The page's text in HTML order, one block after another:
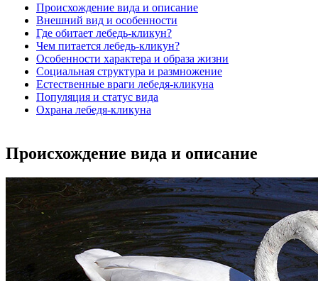
Происхождение вида и описание
Внешний вид и особенности
Где обитает лебедь-кликун?
Чем питается лебедь-кликун?
Особенности характера и образа жизни
Социальная структура и размножение
Естественные враги лебедя-кликуна
Популяция и статус вида
Охрана лебедя-кликуна
Происхождение вида и описание